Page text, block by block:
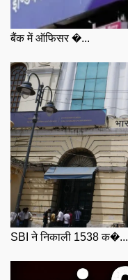
बैंक में ऑफिसर �...
SBI ने निकाली 1538 क�...